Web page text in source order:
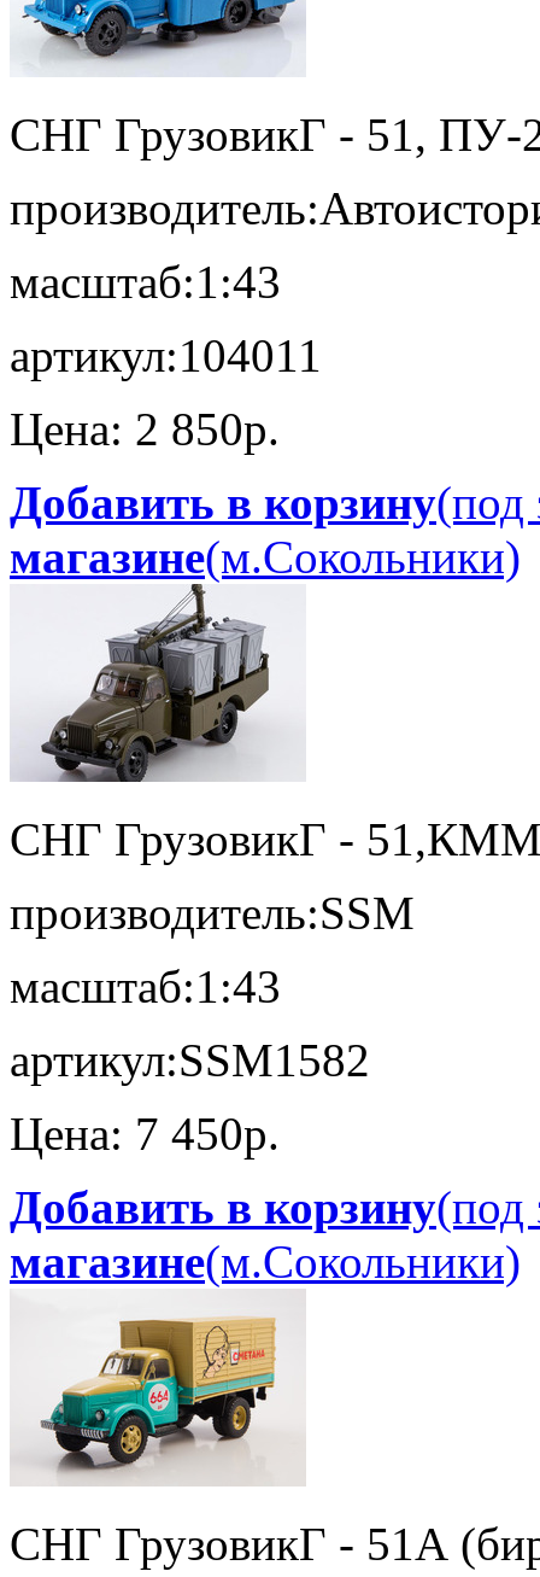
СНГ ГрузовикГ - 51, ПУ-
производитель:
масштаб:1:43
артикул:104011
Цена: 2 850p.
Добавить в корзину(под
магазине(м.Сокольники)
СНГ ГрузовикГ -
производитель:SSM
масштаб:1:43
артикул:SSM1582
Цена: 7 450p.
Добавить в корзину(под
магазине(м.Сокольники)
СНГ ГрузовикГ - 51А